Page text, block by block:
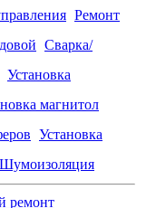
Ремонт
Сварка/
Установка
магнитол
Установка
Шумоизоляция
ремонт